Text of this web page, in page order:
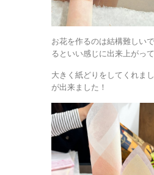
お花を作るのは結構難しい
るといい感じに出来上がって
大きく紙どりをしてくれま
が出来ました！